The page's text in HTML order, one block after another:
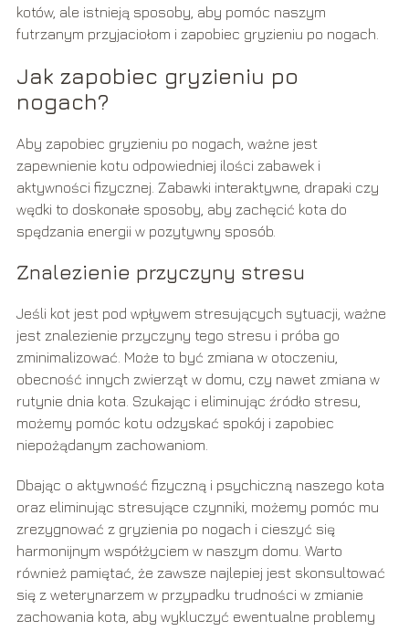
kotów, ale istnieją sposoby, aby pomóc naszym
futrzanym przyjaciołom i zapobiec gryzieniu po nogach.
Jak zapobiec gryzieniu po
nogach?
Aby zapobiec gryzieniu po nogach, ważne jest
zapewnienie kotu odpowiedniej ilości zabawek i
aktywności fizycznej. Zabawki interaktywne, drapaki czy
wędki to doskonałe sposoby, aby zachęcić kota do
spędzania energii w pozytywny sposób.
Znalezienie przyczyny stresu
Jeśli kot jest pod wpływem stresujących sytuacji, ważne
jest znalezienie przyczyny tego stresu i próba go
zminimalizować. Może to być zmiana w otoczeniu,
obecność innych zwierząt w domu, czy nawet zmiana w
rutynie dnia kota. Szukając i eliminując źródło stresu,
możemy pomóc kotu odzyskać spokój i zapobiec
niepożądanym zachowaniom.
Dbając o aktywność fizyczną i psychiczną naszego kota
oraz eliminując stresujące czynniki, możemy pomóc mu
zrezygnować z gryzienia po nogach i cieszyć się
harmonijnym współżyciem w naszym domu. Warto
również pamiętać, że zawsze najlepiej jest skonsultować
się z weterynarzem w przypadku trudności w zmianie
zachowania kota, aby wykluczyć ewentualne problemy